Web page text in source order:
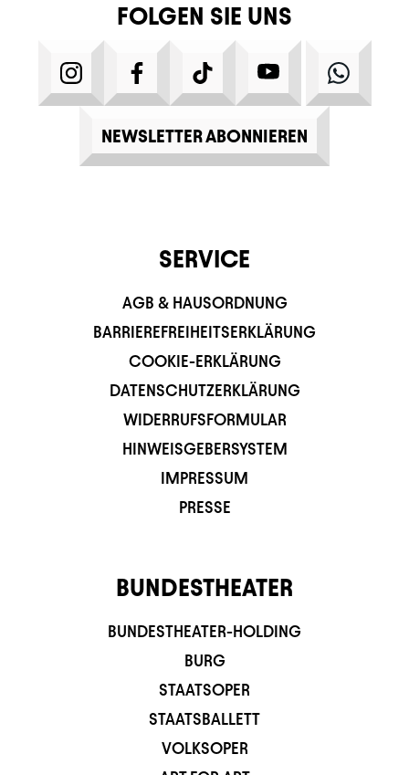
FOLGEN SIE UNS
INSTAGRAMFACEBOOKTIKTOK YOUTUBE
NEWSLETTER ABONNIEREN
SERVICE
AGB & HAUSORDNUNG
BARRIEREFREIHEITSERKLÄRUNG
COOKIE-ERKLÄRUNG
DATENSCHUTZERKLÄRUNG
WIDERRUFSFORMULAR
HINWEISGEBERSYSTEM
IMPRESSUM
PRESSE
BUNDESTHEATER
BUNDESTHEATER-HOLDING
BURG
STAATSOPER
STAATSBALLETT
VOLKSOPER